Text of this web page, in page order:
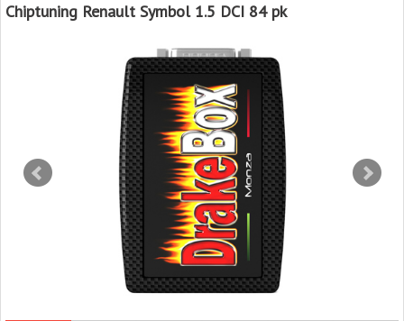
Chiptuning Renault Symbol 1.5 DCI 84 pk